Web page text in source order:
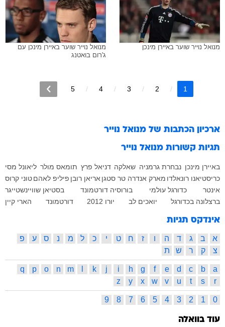
מנואל נוייר שוער באיירן מינכן
מנואל נוייר שוער באיירן מינכן עם
ג'רום בואטנג
1
2
3
4
5
ארכיון הכתבות של מנואל נוייר
תגיות קשורות מנואל נוייר
באיירן מינכן נבחרת גרמניה שאלקה דניאל פרץ תומאס מולר ליאונל מסי
כריסטיאנו רונאלדו מארק אנדרה טר סטגן אריאן רובן פיליפ לאהםטוני קרוס
אינטר
כדורגל עולמי בורוסיה דורטמונד
בסטיאן שוויינשטייגר
ברצלונה בכדורגל
יואכים לב יורו 2012 דורטמונד הארי קיין
אינדקס תגיות
א ב ג ד ה ו ז ח ט י כ ל מ נ ס ע
פ
צ
ק ר ש ת
a
b
c
d
e
f
g
h
i
j
k
m
n
o
p
q
r
s
t
u
v
w
x
y
z
0
1
2
3
4
5
6
7
8
9
עוד בוואלה